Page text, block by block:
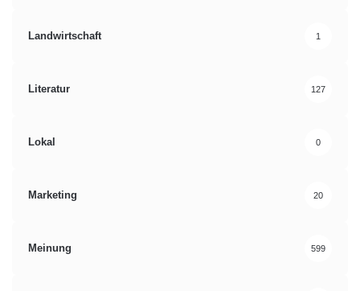
Landwirtschaft 1
Literatur 127
Lokal 0
Marketing 20
Meinung 599